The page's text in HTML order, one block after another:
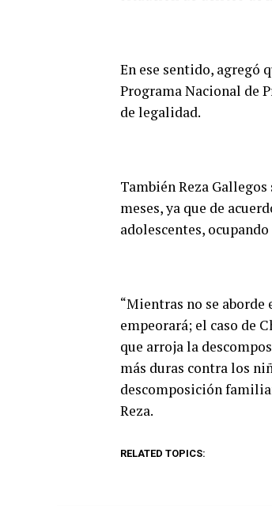
En ese sentido, agregó
Programa Nacional de
de legalidad.
También Reza
meses, ya que de
adolescentes,
“Mientras no se
empeorará; el caso de
que arroja la
más duras contra los
descomposición
Reza.
RELATED TOPICS: